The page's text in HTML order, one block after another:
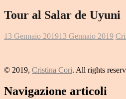
Tour al Salar de Uyuni
13 Gennaio 201913 Gennaio 2019
© 2019, Cristina Cori. All rights
Navigazione articoli